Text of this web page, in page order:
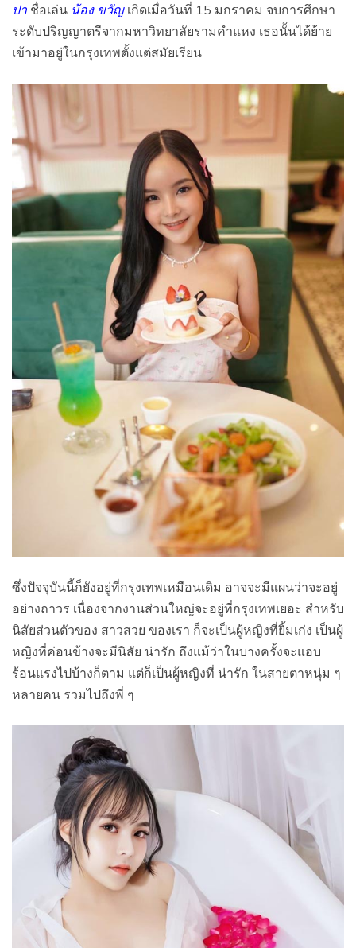
ปา ชื่อเล่น น้อง ขวัญเกิดเมื่อวันที่ 15 มกราคม จบการศึกษา
ระดับปริญญาตรีจากมหาวิทยาลัยรามคำแหง เธอนั้นได้ย้าย
เข้ามาอยู่ในกรุงเทพตั้งแต่สมัยเรียน
ซึ่งปัจจุบันนี้ก็ยังอยู่ที่กรุงเทพเหมือนเดิม อาจจะมีแผนว่าจะอยู่
อย่างถาวร เนื่องจากงานส่วนใหญ่จะอยู่ที่กรุงเทพเยอะ สำหรับ
นิสัยส่วนตัวของ สาวสวย ของเรา ก็จะเป็นผู้หญิงที่ยิ้มเก่ง เป็นผู้
หญิงที่ค่อนข้างจะมีนิสัย น่ารัก ถึงแม้ว่าในบางครั้งจะแอบ
ร้อนแรงไปบ้างก็ตาม แต่ก็เป็นผู้หญิงที่ น่ารัก ในสายตาหนุ่ม ๆ
หลายคน รวมไปถึงพี่ ๆ